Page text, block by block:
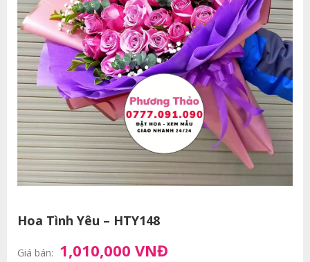
Hoa Tình Yêu – HTY148
Giá bán: 1,010,000 VNĐ